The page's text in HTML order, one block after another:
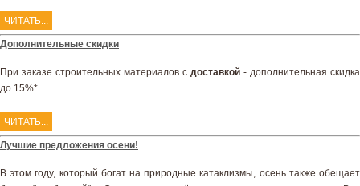
ЧИТАТЬ...
Дополнительные скидки
При заказе строительных материалов с доставкой - дополнительная скидка
до 15%*
ЧИТАТЬ...
Лучшие предложения осени!
В этом году, который богат на природные катаклизмы, осень также обещает